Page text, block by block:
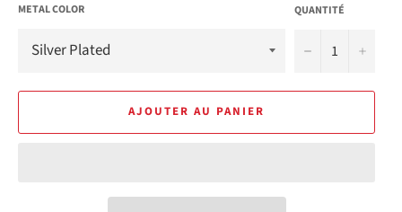
METAL COLOR QUANTITÉ
− +
AJOUTER AU PANIER